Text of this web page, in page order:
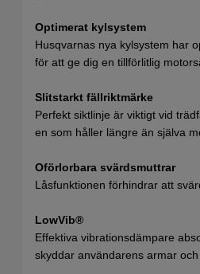
Optimerat kylsystem
Husqvarnas nya kylsystem har
för att ge dig en tillförlitlig
Slitstarkt fällriktmärke
Perfekt siktlinje är viktigt vid
en som håller längre än själva
Oförlorbara svärdsmuttrar
Låsfunktionen förhindrar att
LowVib®
Effektiva vibrationsdämpare
skyddar användarens armar